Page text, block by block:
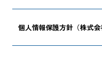
個人情報保護方針（株式会